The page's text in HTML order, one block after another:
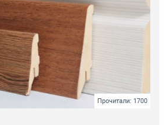
Прочитали: 1700